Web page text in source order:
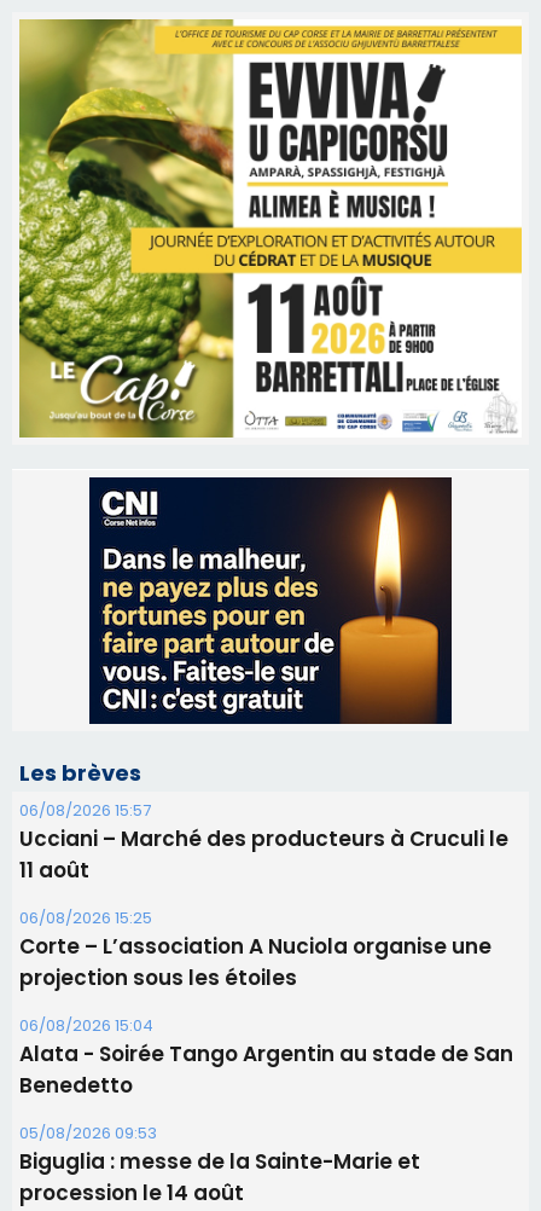
Les brèves
06/08/2026 15:57
Ucciani – Marché des producteurs à Cruculi le
11 août
06/08/2026 15:25
Corte – L’association A Nuciola organise une
projection sous les étoiles
06/08/2026 15:04
Alata - Soirée Tango Argentin au stade de San
Benedetto
05/08/2026 09:53
Biguglia : messe de la Sainte-Marie et
procession le 14 août